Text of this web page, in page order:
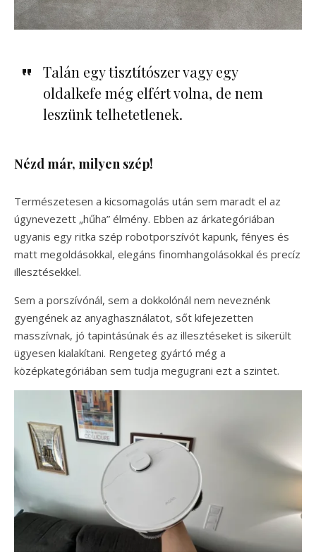
Talán egy tisztítószer vagy egy
oldalkefe még elfért volna, de nem
leszünk telhetetlenek.
Nézd már, milyen szép!
Természetesen a kicsomagolás után sem maradt el az
úgynevezett „hűha” élmény. Ebben az árkategóriában
ugyanis egy ritka szép robotporszívót kapunk, fényes és
matt megoldásokkal, elegáns finomhangolásokkal és precíz
illesztésekkel.
Sem a porszívónál, sem a dokkolónál nem neveznénk
gyengének az anyaghasználatot, sőt kifejezetten
masszívnak, jó tapintásúnak és az illesztéseket is sikerült
ügyesen kialakítani. Rengeteg gyártó még a
középkategóriában sem tudja megugrani ezt a szintet.